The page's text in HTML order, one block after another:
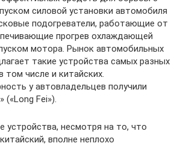
силовой установки автомобиля
подогреватели, работающие от
прогрев охлаждающей
мотора. Рынок автомобильных
такие устройства самых разных
том числе и китайских.
у автовладельцев получили
(«Long Fei»).
устройства, несмотря на то, что
вполне неплохо